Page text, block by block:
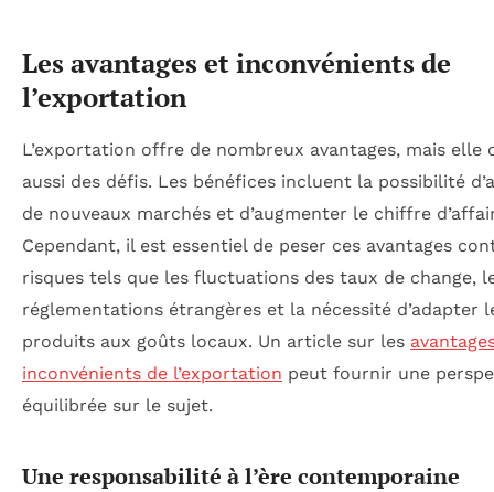
Les avantages et inconvénients de
l’exportation
L’exportation offre de nombreux avantages, mais elle
aussi des défis. Les bénéfices incluent la possibilité
de nouveaux marchés et d’augmenter le chiffre
Cependant, il est essentiel de peser ces avantages
risques tels que les fluctuations des taux de change,
réglementations étrangères et la nécessité d’adapter
produits aux goûts locaux. Un article sur les
inconvénients de l’exportation peut fournir une
équilibrée sur le sujet.
Une responsabilité à l’ère contemporaine